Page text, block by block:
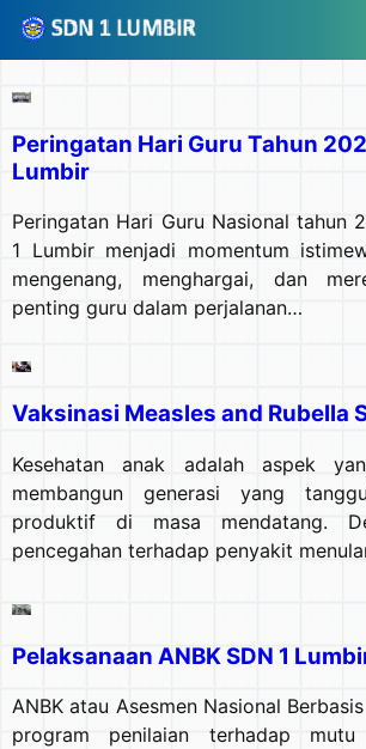
-->
Skip to main content
Peringatan Hari Guru Tahun
Lumbir
Peringatan Hari Guru Nasional tahun
1 Lumbir menjadi momentum
mengenang, menghargai, dan
penting guru dalam perjalanan…
Vaksinasi Measles and Rubella
Kesehatan anak adalah aspek
membangun generasi yang
produktif di masa mendatang.
pencegahan terhadap penyakit
Pelaksanaan ANBK SDN 1
ANBK atau Asesmen Nasional
program penilaian terhadap